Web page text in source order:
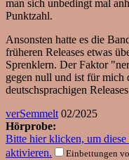
man sich unbedingt mal
Punktzahl.
Ansonsten hatte es die
früheren Releases etwas
Sprenklern. Der Faktor
gegen null und ist für mich
deutschsprachigen
verSemmelt 02/2025
Hörprobe:
Bitte hier klicken, um
aktivieren.
Einbettungen